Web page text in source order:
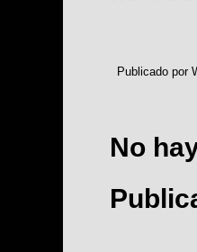
Publicado por
No